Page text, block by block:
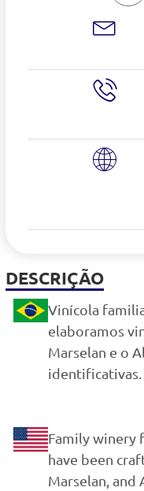
DESCRIÇÃO
Vinícola
elaboramos
Marselan e o
identificativas.
Family winery
have been
Marselan, and